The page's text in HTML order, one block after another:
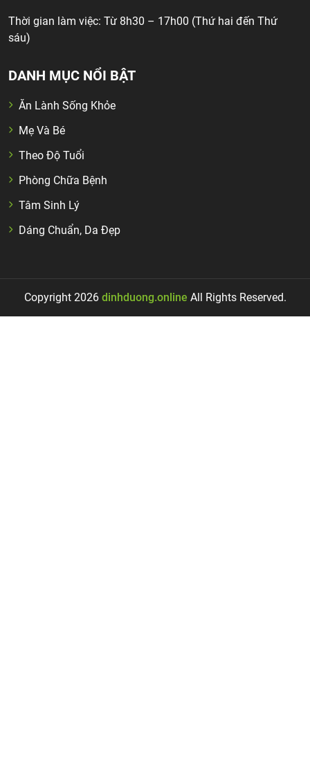
Thời gian làm việc: Từ 8h30 – 17h00 (Thứ hai đến Thứ
sáu)
DANH MỤC NỔI BẬT
Ăn Lành Sống Khỏe
Mẹ Và Bé
Theo Độ Tuổi
Phòng Chữa Bệnh
Tâm Sinh Lý
Dáng Chuẩn, Da Đẹp
Copyright 2026 dinhduong.online All Rights Reserved.